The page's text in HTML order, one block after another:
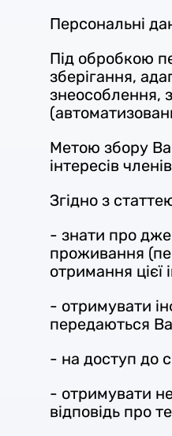
Персональні
Під обробкою
зберігання,
знеособлення,
Метою збору
інтересів
Згідно з
- знати про
проживання
отримання
- отримувати
передаються
- на доступ до
- отримувати
відповідь про